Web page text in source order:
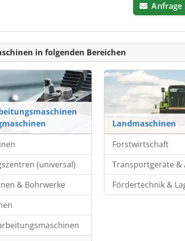
Anfrage
in folgenden Bereichen
(universal)
& Bohrwerke
Landmaschinen
Forstwirtschaft
Transportgeräte &
Fördertechnik &